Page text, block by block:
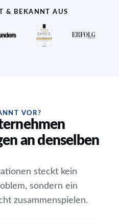
& BEKANNT AUS
VOR?
an denselben
steckt kein
sondern ein
zusammenspielen.